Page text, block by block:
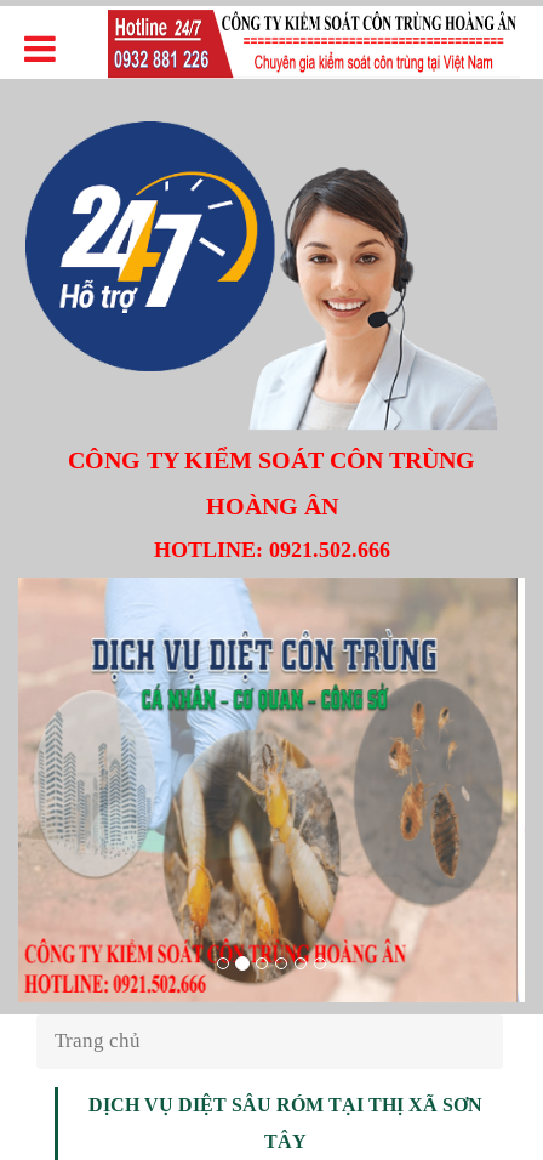
CÔNG TY KIỂM SOÁT CÔN TRÙNG
HOÀNG ÂN
HOTLINE: 0921.502.666
Trang chủ
DỊCH VỤ DIỆT SÂU RÓM TẠI THỊ XÃ SƠN
TÂY